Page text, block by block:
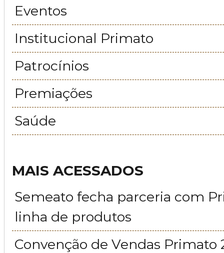
Eventos
Institucional Primato
Patrocínios
Premiações
Saúde
MAIS ACESSADOS
Semeato fecha parceria com
linha de produtos
Convenção de Vendas Primato